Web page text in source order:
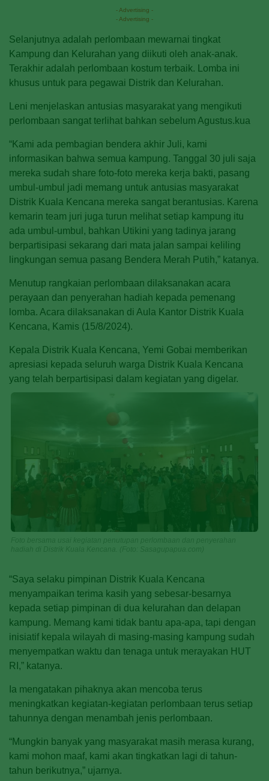
- Advertising -
- Advertising -
Selanjutnya adalah perlombaan mewarnai tingkat
Kampung dan Kelurahan yang diikuti oleh anak-anak.
Terakhir adalah perlombaan kostum terbaik. Lomba ini
khusus untuk para pegawai Distrik dan Kelurahan.
Leni menjelaskan antusias masyarakat yang mengikuti
perlombaan sangat terlihat bahkan sebelum Agustus.kua
“Kami ada pembagian bendera akhir Juli, kami
informasikan bahwa semua kampung. Tanggal 30 juli saja
mereka sudah share foto-foto mereka kerja bakti, pasang
umbul-umbul jadi memang untuk antusias masyarakat
Distrik Kuala Kencana mereka sangat berantusias. Karena
kemarin team juri juga turun melihat setiap kampung itu
ada umbul-umbul, bahkan Utikini yang tadinya jarang
berpartisipasi sekarang dari mata jalan sampai keliling
lingkungan semua pasang Bendera Merah Putih,” katanya.
Menutup rangkaian perlombaan dilaksanakan acara
perayaan dan penyerahan hadiah kepada pemenang
lomba. Acara dilaksanakan di Aula Kantor Distrik Kuala
Kencana, Kamis (15/8/2024).
Kepala Distrik Kuala Kencana, Yemi Gobai memberikan
apresiasi kepada seluruh warga Distrik Kuala Kencana
yang telah berpartisipasi dalam kegiatan yang digelar.
“Saya selaku pimpinan Distrik Kuala Kencana
menyampaikan terima kasih yang sebesar-besarnya
kepada setiap pimpinan di dua kelurahan dan delapan
kampung. Memang kami tidak bantu apa-apa, tapi dengan
inisiatif kepala wilayah di masing-masing kampung sudah
menyempatkan waktu dan tenaga untuk merayakan HUT
RI,” katanya.
Ia mengatakan pihaknya akan mencoba terus
meningkatkan kegiatan-kegiatan perlombaan terus setiap
tahunnya dengan menambah jenis perlombaan.
“Mungkin banyak yang masyarakat masih merasa kurang,
kami mohon maaf, kami akan tingkatkan lagi di tahun-
tahun berikutnya,” ujarnya.